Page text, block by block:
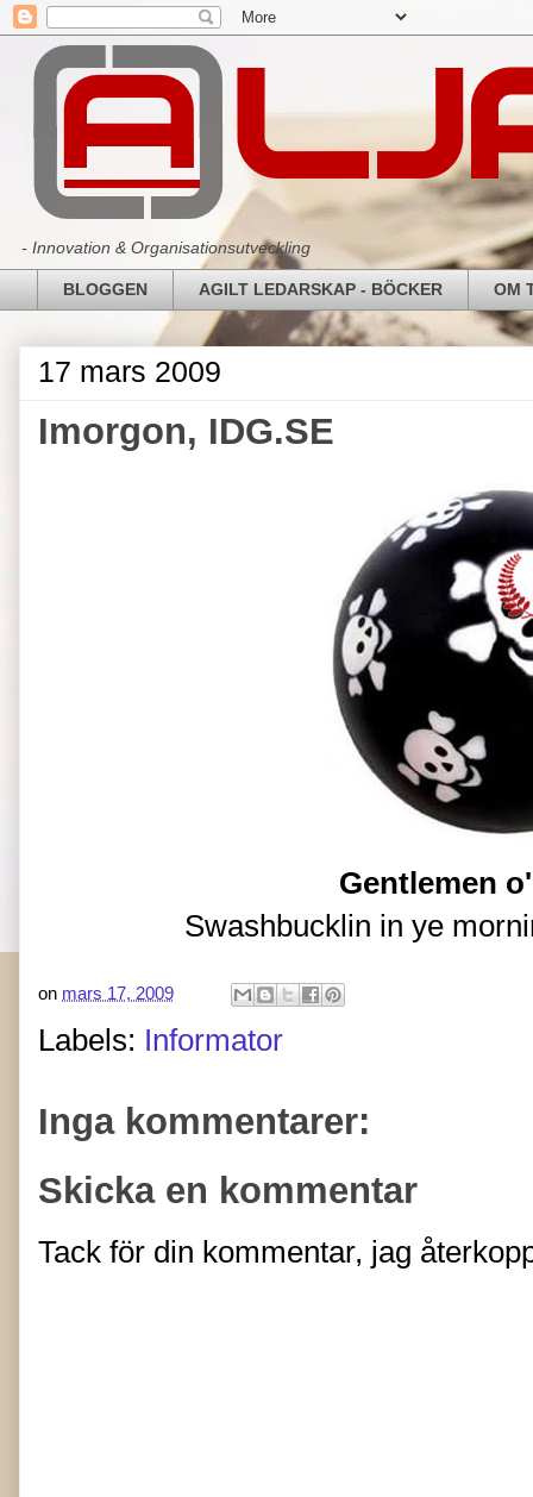
- Innovation & Organisationsutveckling
BLOGGEN AGILT LEDARSKAP - BÖCKER OM
17 mars 2009
Imorgon, IDG.SE
Gentlemen
Swashbucklin in ye
on mars 17, 2009
Labels: Informator
Inga kommentarer:
Skicka en kommentar
Tack för din kommentar, jag